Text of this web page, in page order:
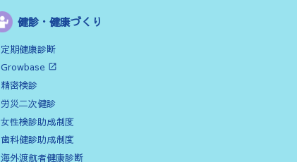
健診・健康づくり
定期健康診断
Growbase
精密検診
労災二次健診
女性検診助成制度
歯科健診助成制度
海外渡航者健康診断